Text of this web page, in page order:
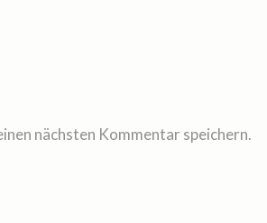
nächsten Kommentar speichern.